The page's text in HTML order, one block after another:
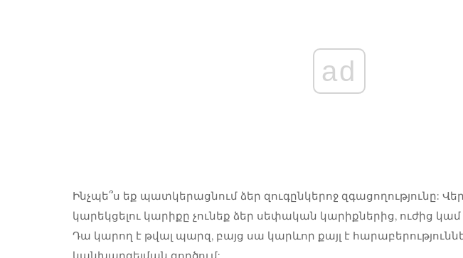
ad
Ինչպե՞ս եք պատկերացնում ձեր զուգընկերոջ զգացողությունը:
կարեկցելու կարիքը չունեք ձեր սեփական կարիքներից, ուժից կամ
Դա կարող է թվալ պարզ, բայց սա կարևոր քայլ է